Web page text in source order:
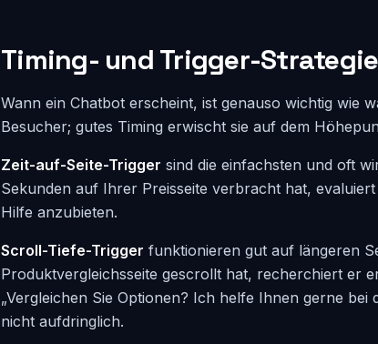
Timing- und Trigger-
Wann ein Chatbot erscheint, ist genauso wichtig wie
Besucher; gutes Timing erwischt sie auf dem
Zeit-auf-Seite-Trigger sind die einfachsten und oft
Sekunden auf Ihrer Preisseite verbracht hat,
Hilfe anzubieten.
Scroll-Tiefe-Trigger funktionieren gut auf längeren
Produktvergleichsseite gescrollt hat, recherchiert er
„Vergleichen Sie Optionen? Ich helfe Ihnen gerne
nicht aufdringlich.